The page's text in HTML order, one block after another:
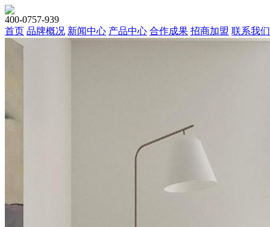
400-0757-939
首页 品牌概况 新闻中心 产品中心 合作成果 招商加盟 联系我们